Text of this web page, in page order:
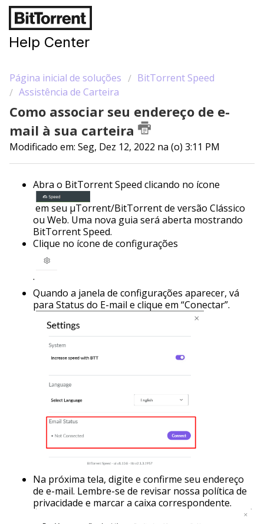
Help Center
Página inicial de soluções
BitTorrent Speed
Assistência de Carteira
Como associar seu endereço de e-
mail à sua carteira
Modificado em: Seg, Dez 12, 2022 na (o) 3:11 PM
Abra o BitTorrent Speed clicando no ícone
em seu µTorrent/BitTorrent de versão Clássico
ou Web. Uma nova guia será aberta mostrando
BitTorrent Speed.
Clique no ícone de configurações
.
Quando a janela de configurações aparecer, vá
para Status do E-mail e clique em “Conectar”.
Na próxima tela, digite e confirme seu endereço
de e-mail. Lembre-se de revisar nossa política de
privacidade e marcar a caixa correspondente.